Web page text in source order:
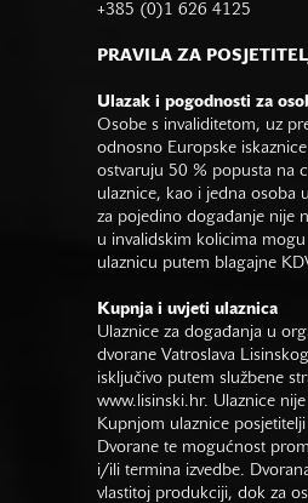
+385 (0)1 626 4125
PRAVILA ZA
Ulazak i pogodnosti za
Osobe s invaliditetom, uz
odnosno Europske
ostvaruju 50 % popusta na
ulaznice, kao i jedna osoba
za pojedino događanje nije
u invalidskim kolicima
ulaznicu putem blagajne
Kupnja i uvjeti ulaznica
Ulaznice za događanja u
dvorane Vatroslava
isključivo putem službene
www.lisinski.hr. Ulaznice
Kupnjom ulaznice
Dvorane te mogućnost
i/ili termina izvedbe.
vlastitoj produkciji, dok za